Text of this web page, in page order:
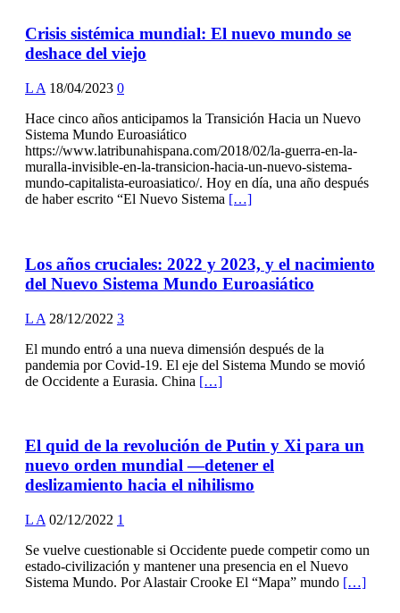
Crisis sistémica mundial: El nuevo mundo se
deshace del viejo
L A 18/04/2023 0
Hace cinco años anticipamos la Transición Hacia un Nuevo
Sistema Mundo Euroasiático
https://www.latribunahispana.com/2018/02/la-guerra-en-la-
muralla-invisible-en-la-transicion-hacia-un-nuevo-sistema-
mundo-capitalista-euroasiatico/. Hoy en día, una año después
de haber escrito “El Nuevo Sistema […]
Los años cruciales: 2022 y 2023, y el nacimiento
del Nuevo Sistema Mundo Euroasiático
L A 28/12/2022 3
El mundo entró a una nueva dimensión después de la
pandemia por Covid-19. El eje del Sistema Mundo se movió
de Occidente a Eurasia. China […]
El quid de la revolución de Putin y Xi para un
nuevo orden mundial —detener el
deslizamiento hacia el nihilismo
L A 02/12/2022 1
Se vuelve cuestionable si Occidente puede competir como un
estado-civilización y mantener una presencia en el Nuevo
Sistema Mundo. Por Alastair Crooke El “Mapa” mundo […]